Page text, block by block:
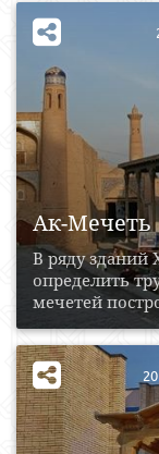
Ак-Мечеть
В ряду зданий
определить
мечетей